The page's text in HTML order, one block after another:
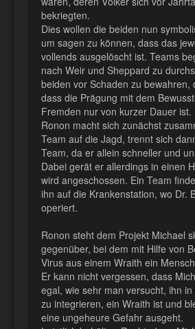
bekriegten.
Dies wollen die beiden nun
um sagen zu können, dass das
vollends ausgelöscht ist. Teams
nach Weir und Sheppard zu
beiden vor Schaden zu bewahren,
dass die Prägung mit dem
Fremden nur von kurzer Dauer ist.
Ronon macht sich zunächst
Team auf die Jagd, trennt sich
Team, da er allein schneller und
Dabei gerät er allerdings in einen
wird angeschossen. Ein Team
ihn auf die Krankenstation, wo Dr.
operiert.
Ronon steht dem Projekt Michael
gegenüber, bei dem mit Hilfe von
Virus aus einem Wraith ein
Er kann nicht vergessen, dass
egal, wie sehr man versucht, ihn
zu integrieren, ein Wraith ist und
eine ungeheure Gefahr ausgeht.